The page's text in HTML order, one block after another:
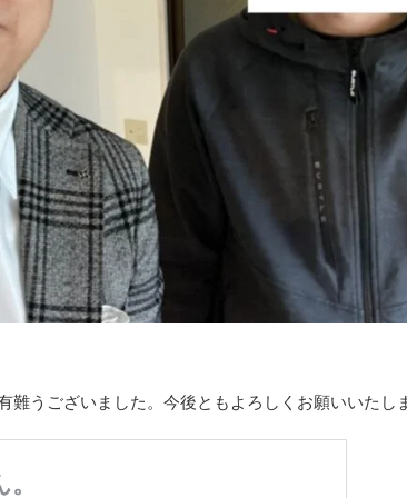
うございました。今後ともよろしくお願いいたし